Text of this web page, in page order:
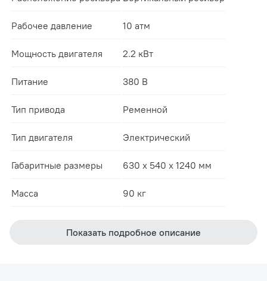
Рабочее давление 10 атм
Мощность двигателя 2.2 кВт
Питание 380 В
Тип привода Ременной
Тип двигателя Электрический
Габаритные размеры 630 x 540 x 1240 мм
Масса 90 кг
Показать подробное описание